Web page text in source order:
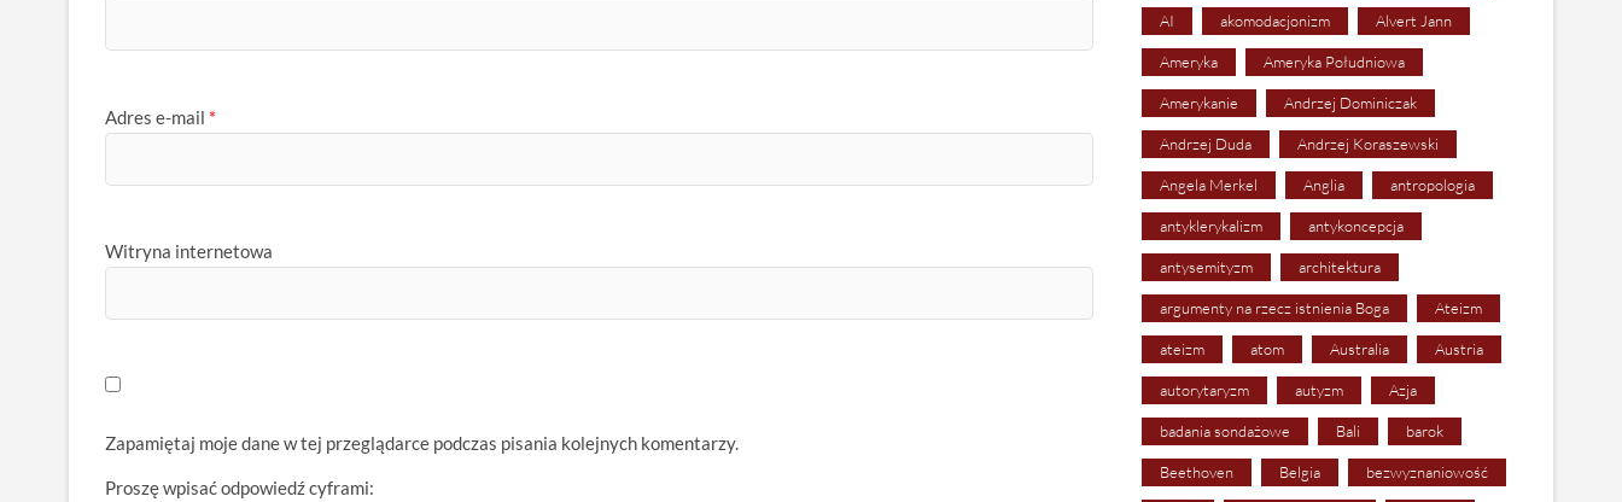
Adres e-mail *
Witryna internetowa
Zapamiętaj moje dane w tej przeglądarce podczas pisania kolejnych komentarzy.
Proszę wpisać odpowiedź cyframi:
AI akomodacjonizm Alvert Jann
Ameryka Ameryka Południowa
Amerykanie Andrzej Dominiczak
Andrzej Duda Andrzej Koraszewski
Angela Merkel Anglia antropologia
antyklerykalizm antykoncepcja
antysemityzm architektura
argumenty na rzecz istnienia Boga Ateizm
ateizm atom Australia Austria
autorytaryzm autyzm Azja
badania sondażowe Bali barok
Beethoven Belgia bezwyznaniowość